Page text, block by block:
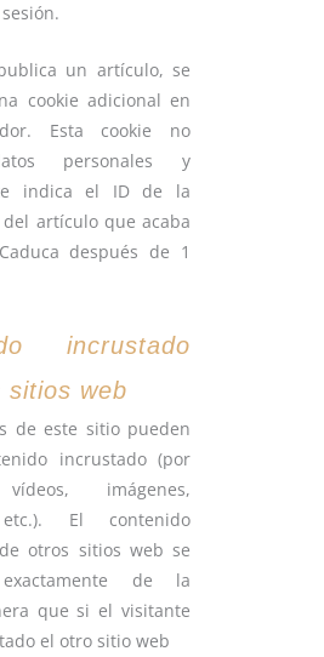
un artículo, se
cookie adicional en
Esta cookie no
personales y
indica el ID de la
artículo que acaba
después de 1
incrustado
sitios web
de este sitio pueden
incrustado (por
imágenes,
El contenido
otros sitios web se
de la
que si el visitante
el otro sitio web